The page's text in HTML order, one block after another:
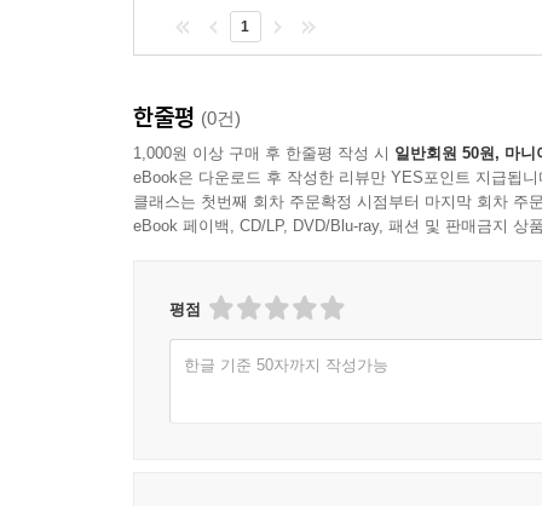
핵심 이익의 수호 의지는 세계 일류군대 건설의 강
책의 구성
이는 시진핑이 2021년의 ‘3차 역사결의’와 이번
1
한줄평 (0건)
1,000원 이상 구매 후 한줄평 작성 시 일반회원 50원, 마니
eBook은 다운로드 후 작성한 리뷰만 YES포인트 지급됩니
클래스는 첫번째 회차 주문확정 시점부터 마지막 회차 주
eBook 페이백, CD/LP, DVD/Blu-ray, 패션 및 판매금지 상
평점
한글 기준 50자까지 작성가능